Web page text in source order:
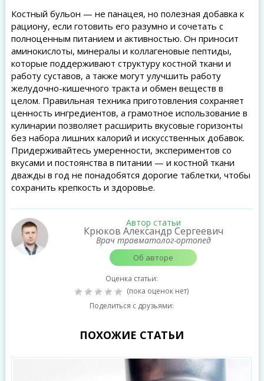
Костный бульон — не панацея, но полезная добавка к
рациону, если готовить его разумно и сочетать с
полноценным питанием и активностью. Он приносит
аминокислоты, минералы и коллагеновые пептиды,
которые поддерживают структуру костной ткани и
работу суставов, а также могут улучшить работу
желудочно-кишечного тракта и обмен веществ в
целом. Правильная техника приготовления сохраняет
ценность ингредиентов, а грамотное использование в
кулинарии позволяет расширить вкусовые горизонты
без набора лишних калорий и искусственных добавок.
Придерживайтесь умеренности, экспериментов со
вкусами и постоянства в питании — и костной ткани
дважды в год не понадобятся дорогие таблетки, чтобы
сохранить крепкость и здоровье.
Автор статьи
Крюков Александр Сергеевич
Врач травматолог-ортопед
Об авторе
Оценка статьи:
(пока оценок нет)
Поделиться с друзьями:
ПОХОЖИЕ СТАТЬИ